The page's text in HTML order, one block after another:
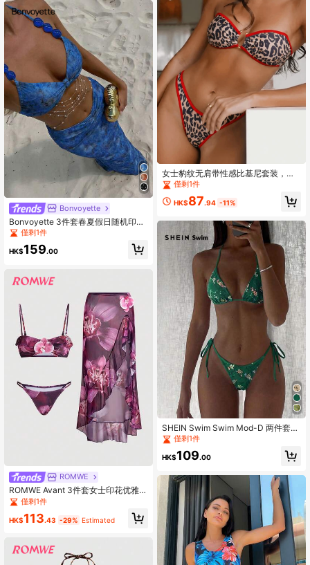
Bonvoyette
Bonvoyette 3件套春夏假日随机印花
咖啡色不对称珍珠装饰抹胸比基尼上
衣、下装和褶皱前裙性感女士泳装套
装，带罩衫，适合度假穿着，串珠女
僅剩1件
HK$159.00
ROMWE
ROMWE Avant 3件套女士印花优雅性
感露背3D花朵沙滩连衣裙比基尼套
装，春夏度假
僅剩1件
HK$113.43 -29% Estimated
女士豹纹无肩带性感比基尼套装，休
闲度假海滩夏季
僅剩1件
HK$87.94 -11%
SHEIN Swim Swim Mod-D 两件套彩
色亮片特殊面料三角杯文胸和侧系带
泳裤性感比基尼套装，春夏款
僅剩1件
HK$109.00